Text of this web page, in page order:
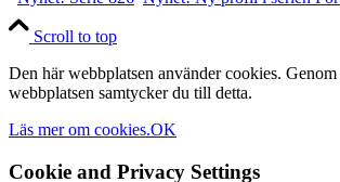
Scroll to top
Den här webbplatsen använder cookies. Genom
webbplatsen samtycker du till detta.
Läs mer om cookies.OK
Cookie and Privacy Settings